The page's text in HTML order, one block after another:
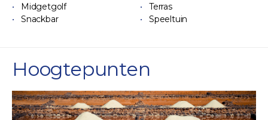
Midgetgolf
Terras
Snackbar
Speeltuin
Hoogtepunten